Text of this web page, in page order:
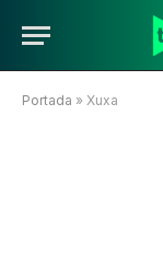
Portada » Xuxa